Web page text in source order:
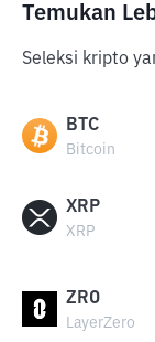
Temukan
Seleksi kripto
BTC
Bitcoin
XRP
XRP
ZRO
LayerZero